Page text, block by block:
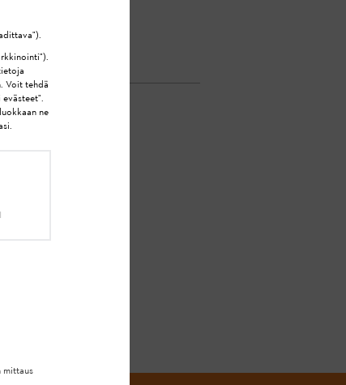
Voit tehdä
ne
mittaus